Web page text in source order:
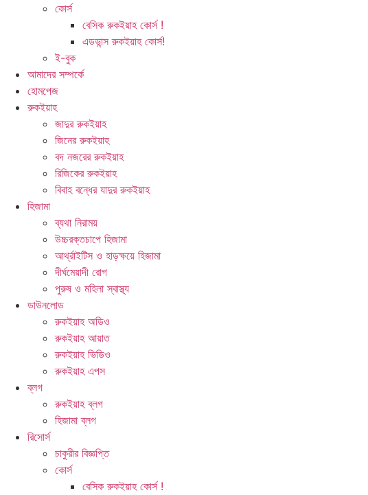
কোর্স
বেসিক রুকইয়াহ কোর্স !
এডভান্স রুকইয়াহ কোর্স!
ই-বুক
আমাদের সম্পর্কে
হোমপেজ
রুকইয়াহ
জাদুর রুকইয়াহ
জিনের রুকইয়াহ
বদ নজরের রুকইয়াহ
রিজিকের রুকইয়াহ
বিবাহ বন্ধের যাদুর রুকইয়াহ
হিজামা
ব্যথা নিরাময়
উচ্চরক্তচাপে হিজামা
আর্থ্রাইটিস ও হাড়ক্ষয়ে হিজামা
দীর্ঘমেয়াদী রোগ
পুরুষ ও মহিলা স্বাস্থ্য
ডাউনলোড
রুকইয়াহ অডিও
রুকইয়াহ আয়াত
রুকইয়াহ ভিডিও
রুকইয়াহ এপস
ব্লগ
রুকইয়াহ ব্লগ
হিজামা ব্লগ
রিসোর্স
চাকুরীর বিজ্ঞপ্তি
কোর্স
বেসিক রুকইয়াহ কোর্স !